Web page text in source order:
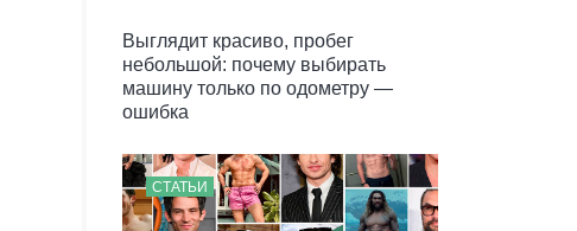
Выглядит красиво, пробег
небольшой: почему выбирать
машину только по одометру —
ошибка
СТАТЬИ